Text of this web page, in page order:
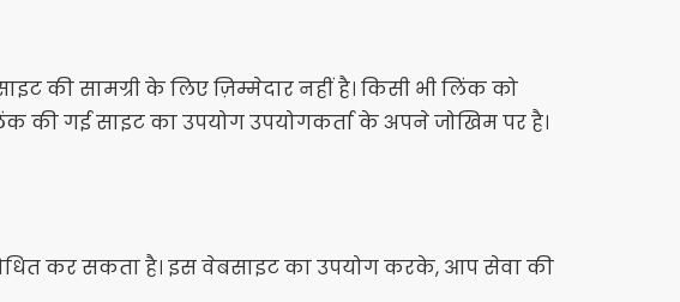
की सामग्री के लिए ज़िम्मेदार नहीं है। किसी भी लिंक को
की गई साइट का उपयोग उपयोगकर्ता के अपने जोखिम पर है।
कर सकता है। इस वेबसाइट का उपयोग करके, आप सेवा की